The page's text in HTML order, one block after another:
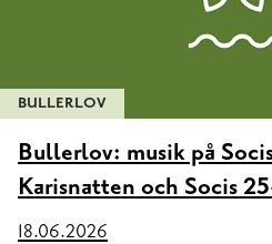
BULLERLOV
Bullerlov: musik på
Karisnatten och Socis
18.06.2026